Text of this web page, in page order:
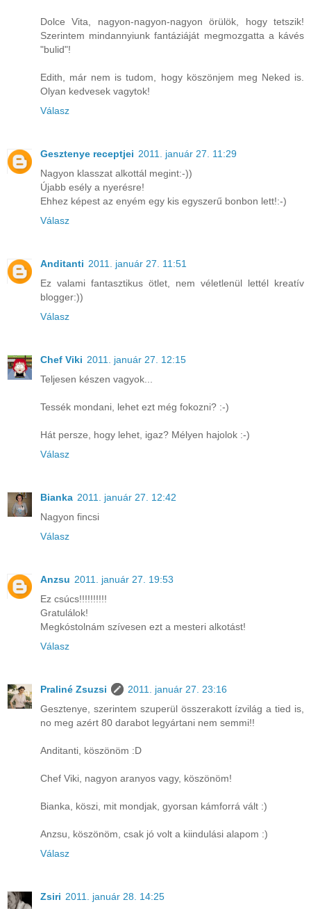
Dolce Vita, nagyon-nagyon-nagyon örülök, hogy tetszik!
Szerintem mindannyiunk fantáziáját megmozgatta a kávés
"bulid"!
Edith, már nem is tudom, hogy köszönjem meg Neked is.
Olyan kedvesek vagytok!
Válasz
Gesztenye receptjei 2011. január 27. 11:29
Nagyon klasszat alkottál megint:-))
Újabb esély a nyerésre!
Ehhez képest az enyém egy kis egyszerű bonbon lett!:-)
Válasz
Anditanti 2011. január 27. 11:51
Ez valami fantasztikus ötlet, nem véletlenül lettél kreatív
blogger:))
Válasz
Chef Viki 2011. január 27. 12:15
Teljesen készen vagyok...
Tessék mondani, lehet ezt még fokozni? :-)
Hát persze, hogy lehet, igaz? Mélyen hajolok :-)
Válasz
Bianka 2011. január 27. 12:42
Nagyon fincsi
Válasz
Anzsu 2011. január 27. 19:53
Ez csúcs!!!!!!!!!!
Gratulálok!
Megkóstolnám szívesen ezt a mesteri alkotást!
Válasz
Praliné Zsuzsi
2011. január 27. 23:16
Gesztenye, szerintem szuperül összerakott ízvilág a tied is,
no meg azért 80 darabot legyártani nem semmi!!
Anditanti, köszönöm :D
Chef Viki, nagyon aranyos vagy, köszönöm!
Bianka, köszi, mit mondjak, gyorsan kámforrá vált :)
Anzsu, köszönöm, csak jó volt a kiindulási alapom :)
Válasz
Zsiri 2011. január 28. 14:25